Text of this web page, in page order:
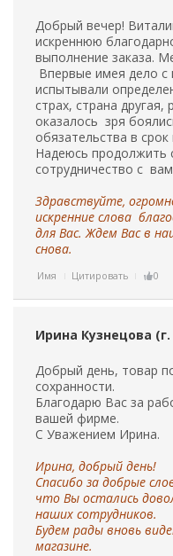
Добрый вечер!
искреннюю
выполнение заказа.
Впервые имея дело с
испытывали
страх, страна
оказалось зря
обязательства в
Надеюсь продолжить
сотрудничество с
Здравствуйте,
искренние слова
для Вас. Ждем Вас в
снова.
Имя Цитировать 0
Ирина Кузнецова
Добрый день, товар
сохранности.
Благодарю Вас за
вашей фирме.
С Уважением Ирина.
Ирина, добрый день!
Спасибо за добрые
что Вы остались
наших сотрудников.
Будем рады вновь
магазине.